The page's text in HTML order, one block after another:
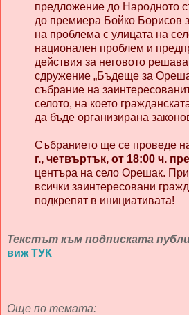
предложение до Народното
до премиера Бойко Борисов
на проблема с улицата на
национален проблем и
действия за неговото
сдружение „Бъдеще за
събрание на
селото, на което
да бъде организирана
Събранието ще се проведе
г., четвъртък, от 18:00 ч.
центъра на село Орешак.
всички заинтересовани
подкрепят в инициативата!
Текстът към подписката
виж ТУК
Още по темата: